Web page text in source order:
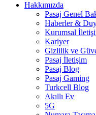
Hakkımızda
Pasaj Genel
Haberler &
Kurumsal
Kariyer
Gizlilik ve
Pasaj İletişim
Pasaj Blog
Pasaj Gaming
Turkcell Blog
Akıllı Ev
5G